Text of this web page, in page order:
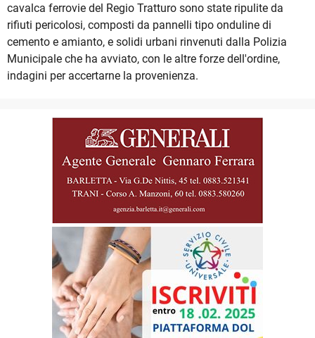
cavalca ferrovie del Regio Tratturo sono state ripulite da
rifiuti pericolosi, composti da pannelli tipo onduline di
cemento e amianto, e solidi urbani rinvenuti dalla Polizia
Municipale che ha avviato, con le altre forze dell'ordine,
indagini per accertarne la provenienza.